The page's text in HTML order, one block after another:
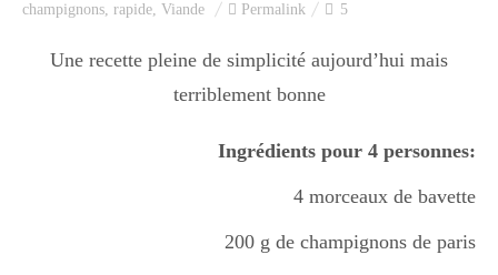
Catégories
Apéro
champignons, rapide, Viande Permalink 5
Une recette pleine de simplicité aujourd’hui mais
terriblement bonne
Ingrédients pour 4 personnes:
4 morceaux de bavette
200 g de champignons de paris